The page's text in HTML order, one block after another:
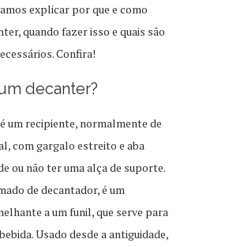
explicar por que e como
quando fazer isso e quais são
Confira!
decanter?
é um recipiente, normalmente de
com gargalo estreito e aba
ou não ter uma alça de suporte.
de decantador, é um
a um funil, que serve para
Usado desde a antiguidade,